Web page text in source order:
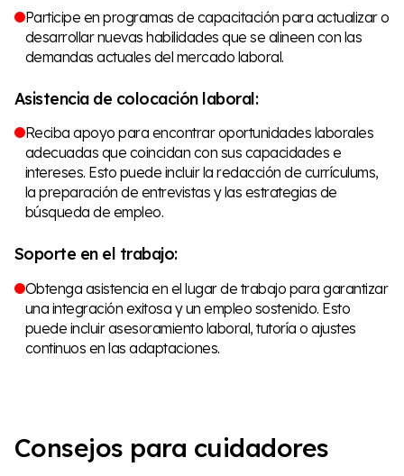
Participe en programas de capacitación para actualizar o
desarrollar nuevas habilidades que se alineen con las
demandas actuales del mercado laboral.
Asistencia de colocación laboral:
Reciba apoyo para encontrar oportunidades laborales
adecuadas que coincidan con sus capacidades e
intereses. Esto puede incluir la redacción de currículums,
la preparación de entrevistas y las estrategias de
búsqueda de empleo.
Soporte en el trabajo:
Obtenga asistencia en el lugar de trabajo para garantizar
una integración exitosa y un empleo sostenido. Esto
puede incluir asesoramiento laboral, tutoría o ajustes
continuos en las adaptaciones.
Consejos para cuidadores